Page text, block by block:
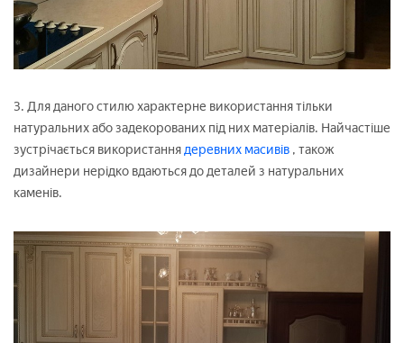
3. Для даного стилю характерне використання тільки
натуральних або задекорованих під них матеріалів. Найчастіше
зустрічається використаннядеревних масивів , також
дизайнери нерідко вдаються до деталей з натуральних
каменів.